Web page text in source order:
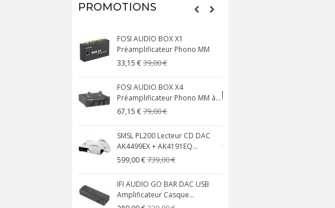
PROMOTIONS
FOSI AUDIO BOX X1
Préamplificateur Phono MM
33,15 €39,00 €
FOSI AUDIO BOX X4
Préamplificateur Phono MM à...
67,15 €79,00 €
SMSL PL200 Lecteur CD DAC
AK4499EX + AK4191EQ...
599,00 €739,00 €
IFI AUDIO GO BAR DAC USB
Amplificateur Casque...